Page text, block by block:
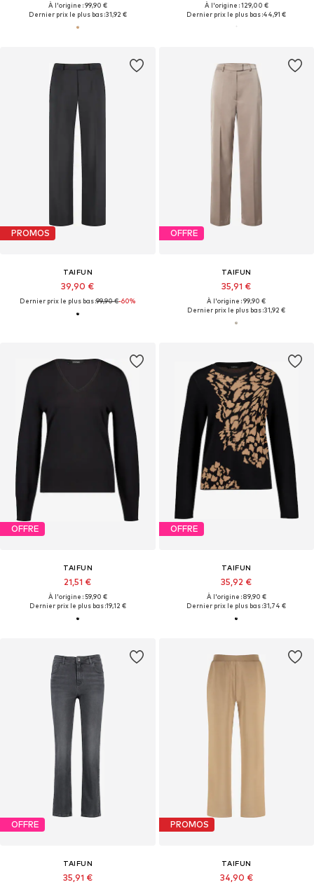
À l'origine : 99,90 €
Dernier prix le plus bas :31,92 €
À l'origine : 129,00 €
Dernier prix le plus bas :44,91 €
PROMOS
TAIFUN
39,90 €
Dernier prix le plus bas :99,90 €-60%
OFFRE
TAIFUN
35,91 €
À l'origine : 99,90 €
Dernier prix le plus bas :31,92 €
OFFRE
TAIFUN
21,51 €
À l'origine : 59,90 €
Dernier prix le plus bas :19,12 €
OFFRE
TAIFUN
35,92 €
À l'origine : 89,90 €
Dernier prix le plus bas :31,74 €
OFFRE
TAIFUN
35,91 €
PROMOS
TAIFUN
34,90 €